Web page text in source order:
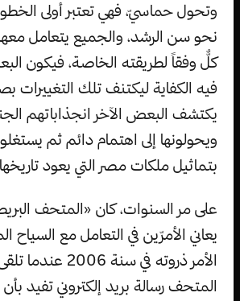
وتحول حماسيّ، فهي تعتبر أولى
نحو سن الرشد، والجميع يتعامل
كلٌّ وفقاً لطريقته الخاصة، فيكون
فيه الكفاية ليكتنف تلك التغييرات
يكتشف البعض الآخر انجذاباتهم
ويحولونها إلى اهتمام دائم ثم
بتماثيل ملكات مصر التي يعود تاريخها لـ3500
على مر السنوات، كان «المتحف
يعاني الأمرّين في التعامل مع السياح
الأمر ذروته في سنة
المتحف رسالة بريد إلكتروني تفيد